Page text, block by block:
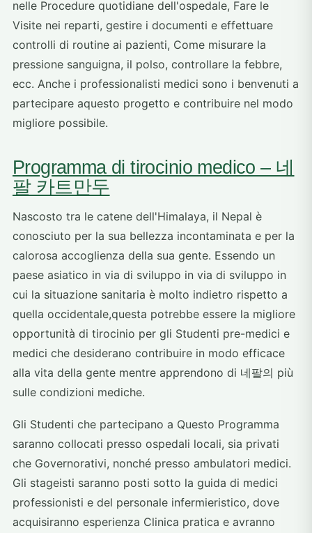
nelle Procedure quotidiane dell'ospedale, Fare le
Visite nei reparti, gestire i documenti e effettuare
controlli di routine ai pazienti, Come misurare la
pressione sanguigna, il polso, controllare la febbre,
ecc. Anche i professionalisti medici sono i benvenuti a
partecipare aquesto progetto e contribuire nel modo
migliore possibile.
Programma di tirocinio medico – 네
팔 카트만두
Nascosto tra le catene dell'Himalaya, il Nepal è
conosciuto per la sua bellezza incontaminata e per la
calorosa accoglienza della sua gente. Essendo un
paese asiatico in via di sviluppo in via di sviluppo in
cui la situazione sanitaria è molto indietro rispetto a
quella occidentale,questa potrebbe essere la migliore
opportunità di tirocinio per gli Studenti pre-medici e
medici che desiderano contribuire in modo efficace
alla vita della gente mentre apprendono di 네팔의 più
sulle condizioni mediche.
Gli Studenti che partecipano a Questo Programma
saranno collocati presso ospedali locali, sia privati
che Governorativi, nonché presso ambulatori medici.
Gli stageisti saranno posti sotto la guida di medici
professionisti e del personale infermieristico, dove
acquisiranno esperienza Clinica pratica e avranno